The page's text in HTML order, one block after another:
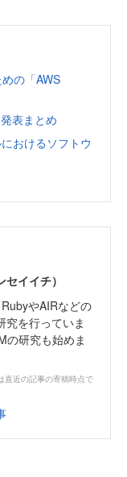
の「AWS
表まとめ
おけるソフトウ
イイチ）
RubyやAIRなどの
究を行っていま
の研究も始めま
直近の記事の寄稿時点で